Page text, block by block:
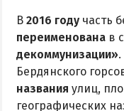
В 2016 году часть
переименована в
декоммунизации»
Бердянского
названия улиц,
географических